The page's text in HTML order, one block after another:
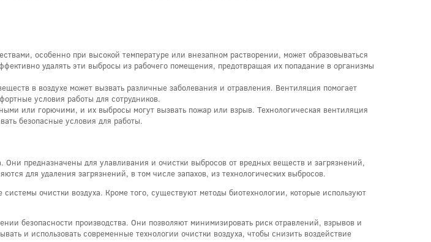
особенно при высокой температуре или внезапном растворении, может образовываться
удалять эти выбросы из рабочего помещения, предотвращая их попадание в организмы
в воздухе может вызвать различные заболевания и отравления. Вентиляция помогает
условия работы для сотрудников.
или горючими, и их выбросы могут вызвать пожар или взрыв. Технологическая вентиляция
безопасные условия для работы.
предназначены для улавливания и очистки выбросов от вредных веществ и загрязнений,
для удаления загрязнений, в том числе запахов, из технологических выбросов.
очистки воздуха. Кроме того, существуют методы биотехнологии, которые используют
безопасности производства. Они позволяют минимизировать риск отравлений, взрывов и
и использовать современные технологии очистки воздуха, чтобы снизить воздействие